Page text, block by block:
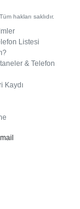
hakları saklıdır.
Listesi
& Telefon
Kaydı